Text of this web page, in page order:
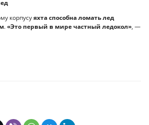
корпусуяхта способна ломать лед
.«Это первый в мире частный ледокол», —
в игре: за что спонсоры любят киберспорт
Скромный веган: что стало со вторым